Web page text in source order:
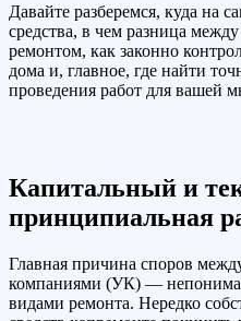
Давайте разберемся, куда на
средства, в чем разница
ремонтом, как законно
дома и, главное, где найти
проведения работ для вашей
Капитальный и
принципиальная
Главная причина споров
компаниями (УК) —
видами ремонта. Нередко